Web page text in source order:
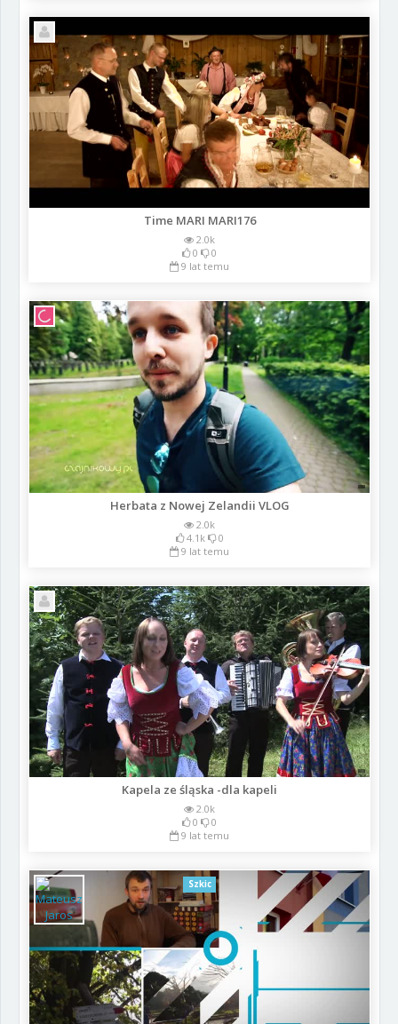
Time MARI MARI176
2.0k
0
0
9 lat temu
Herbata z Nowej Zelandii VLOG
2.0k
4.1k
0
9 lat temu
Kapela ze śląska -dla kapeli
2.0k
0
0
9 lat temu
Szkic